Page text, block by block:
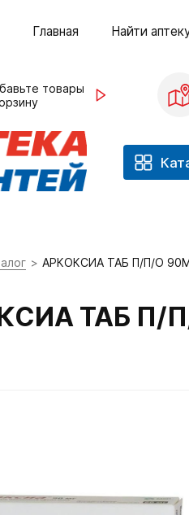
Главная Найти
товары
АРКОКСИА ТАБ П/П/О
ТАБ П/